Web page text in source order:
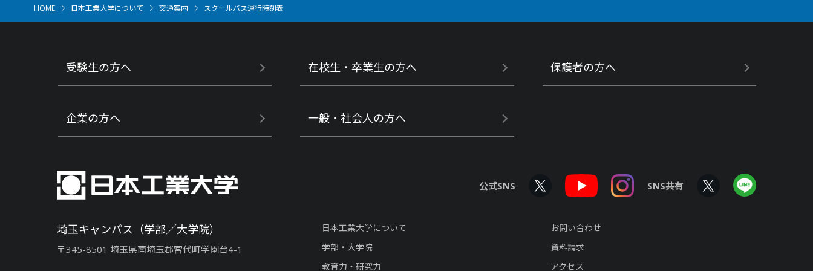
HOME 日本工業大学について 交通案内 スクールバス運行時刻表
受験生の方へ 在校生・卒業生の方へ 保護者の方へ
企業の方へ 一般・社会人の方へ
埼玉キャンパス（学部／大学院）
〒345-8501 埼玉県南埼玉郡宮代町学園台4-1
日本工業大学について
学部・大学院
教育力・研究力
お問い合わせ
資料請求
アクセス
公式SNS SNS共有